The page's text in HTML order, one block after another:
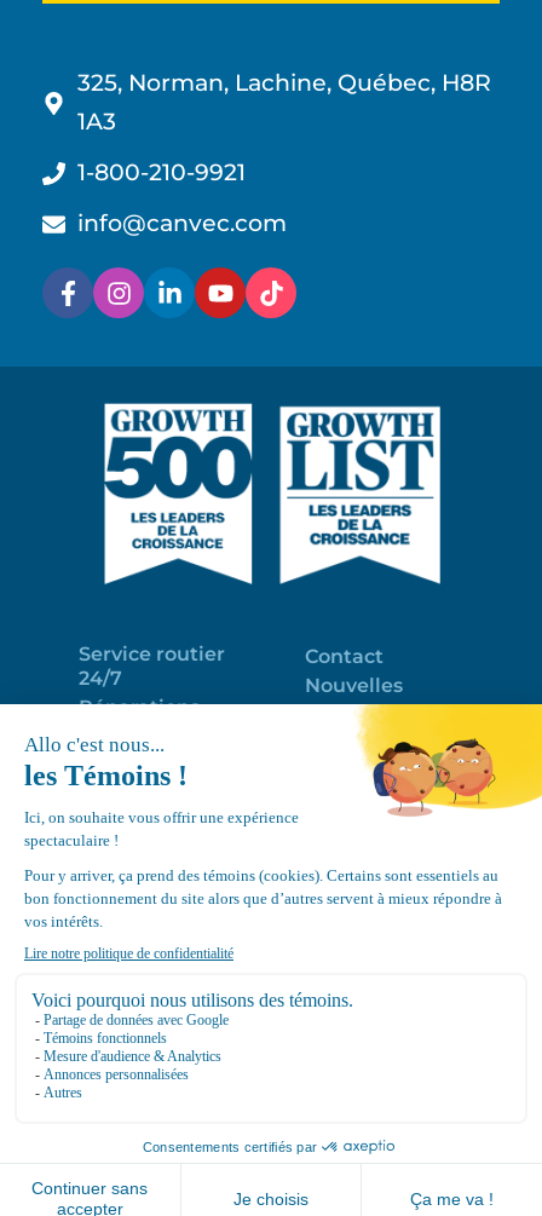
325, Norman, Lachine, Québec, H8R
1A3
1-800-210-9921
info@canvec.com
Service routier
24/7
Réparations
Programme
d’entretien
Déneigement
de toits
Équipements
Contact
Nouvelles
Portail clients
Emploi
Politique de
Google
4.7
Location Canvec © All Rights Reserved 2025.